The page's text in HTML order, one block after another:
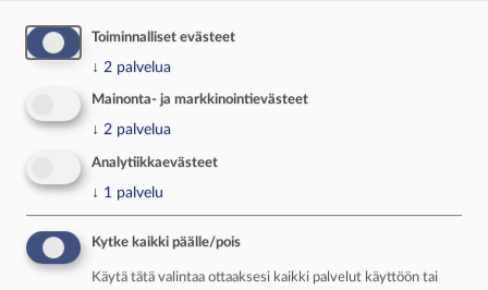
Toiminnalliset evästeet
↓ 2 palvelua
Mainonta- ja markkinointievästeet
↓ 2 palvelua
Analytiikkaevästeet
↓ 1 palvelu
Kytke kaikki päälle/pois
Käytä tätä valintaa ottaaksesi kaikki palvelut käyttöön tai